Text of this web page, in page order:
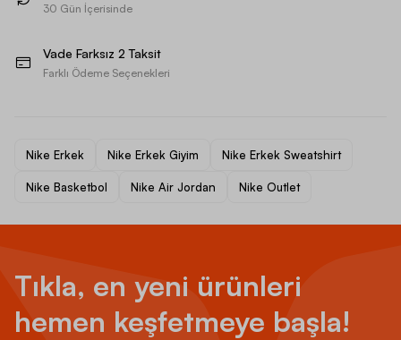
30 Gün İçerisinde
Vade Farksız 2 Taksit
Farklı Ödeme Seçenekleri
Nike Erkek Nike Erkek Giyim Nike Erkek Sweatshirt
Nike Basketbol Nike Air Jordan Nike Outlet
Tıkla, en yeni ürünleri
hemen keşfetmeye başla!